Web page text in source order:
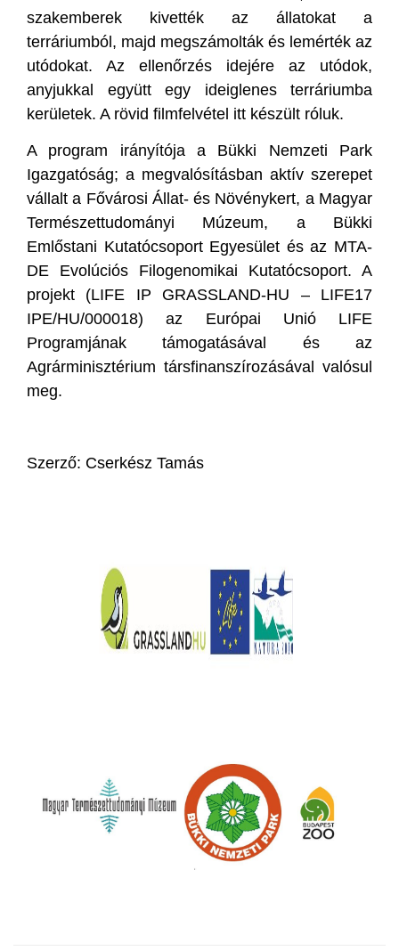
szakemberek kivették az állatokat a
terráriumból, majd megszámolták és lemérték az
utódokat. Az ellenőrzés idejére az utódok,
anyjukkal együtt egy ideiglenes terráriumba
kerületek. A rövid filmfelvétel itt készült róluk.
A program irányítója a Bükki Nemzeti Park
Igazgatóság; a megvalósításban aktív szerepet
vállalt a Fővárosi Állat- és Növénykert, a Magyar
Természettudományi Múzeum, a Bükki
Emlőstani Kutatócsoport Egyesület és az MTA-
DE Evolúciós Filogenomikai Kutatócsoport. A
projekt (LIFE IP GRASSLAND-HU – LIFE17
IPE/HU/000018) az Európai Unió LIFE
Programjának támogatásával és az
Agrárminisztérium társfinanszírozásával valósul
meg.
Szerző: Cserkész Tamás